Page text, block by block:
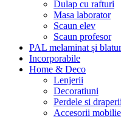
Dulap cu rafturi
Masa laborator
Scaun elev
Scaun profesor
PAL melaminat și
Incorporabile
Home & Deco
Lenjerii
Decoratiuni
Perdele si draperii
Accesorii